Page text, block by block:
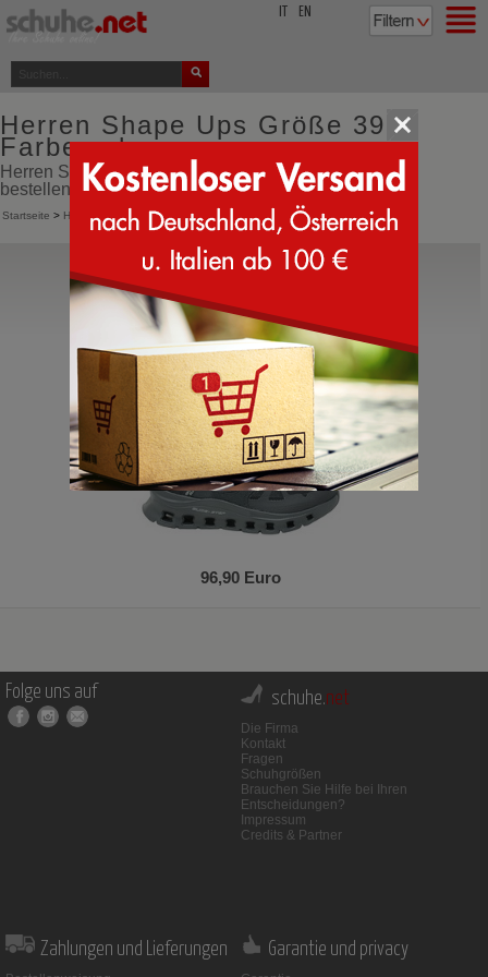
EN
Herren Shape Ups Größe 39
Farbe schwarz
Herren Shape Ups Größe 39 Farbe schwarz online
bestellen direkt aus Italien
Startseite > Herren> Sportliche Schuhe > Shape Ups
Skechers
232930 Glide Step Pro
Strechschuhe
96,90 Euro
Folge uns auf schuhe.net
Die Firma
Kontakt
Fragen
Schuhgrößen
Brauchen Sie Hilfe bei Ihren
Entscheidungen?
Impressum
Credits & Partner
Zahlungen und Lieferungen Garantie und privacy